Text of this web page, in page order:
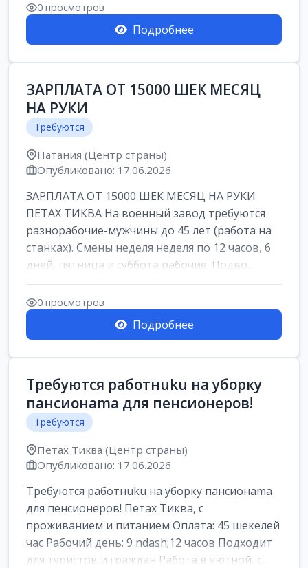
0 просмотров
Подробнее
ЗАРПЛАТА ОТ 15000 ШЕК МЕСЯЦ
НА РУКИ
Требуются
Натания (Центр страны)
Опубликовано: 17.06.2026
ЗАРПЛАТА ОТ 15000 ШЕК МЕСЯЦ НА РУКИ
ПЕТАХ ТИКВА На военный завод требуются
разнорабочие-мужчины до 45 лет (работа на
станках). Смены неделя неделя по 12 часов, 6
дней, пятница и суббота рабочие. Подво...
0 просмотров
Подробнее
Требуются работнuku на уборку
пансионama для пенсионеров!
Требуются
Петах Тиква (Центр страны)
Опубликовано: 17.06.2026
Требуются работнuku на уборку пансионama
для пенсионеров! Петах Тиква, с
проживанием и питанием Оплата: 45 шекелей
час Рабочий день: 9 ndash;12 часов Подходит
для туристов и граждан Работа в уютной, с...